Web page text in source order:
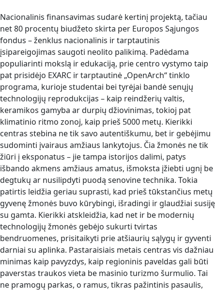
Nacionalinis finansavimas sudarė kertinį projektą, tačiau
net 80 procentų biudžeto skirta per Europos Sąjungos
fondus – ženklus nacionalinis ir tarptautinis
įsipareigojimas saugoti neolito palikimą. Padėdama
populiarinti mokslą ir edukaciją, prie centro vystymo taip
pat prisidėjo EXARC ir tarptautinė „OpenArch“ tinklo
programa, kurioje studentai bei tyrėjai bandė senųjų
technologijų reprodukcijas – kaip reindžerių valtis,
keramikos gamyba ar durpių džiovinimas, tokioj pat
klimatinio ritmo zonoj, kaip prieš 5000 metų. Kierikki
centras stebina ne tik savo autentiškumu, bet ir gebėjimu
sudominti įvairaus amžiaus lankytojus. Čia žmonės ne tik
žiūri į eksponatus – jie tampa istorijos dalimi, patys
išbando akmens amžiaus amatus, išmoksta įžiebti ugnį be
degtukų ar nusilipdyti puodą senovine technika. Tokia
patirtis leidžia geriau suprasti, kad prieš tūkstančius metų
gyvenę žmonės buvo kūrybingi, išradingi ir glaudžiai susiję
su gamta. Kierikki atskleidžia, kad net ir be modernių
technologijų žmonės gebėjo sukurti tvirtas
bendruomenes, prisitaikyti prie atšiaurių sąlygų ir gyventi
darniai su aplinka. Pastaraisiais metais centras vis dažniau
minimas kaip pavyzdys, kaip regioninis paveldas gali būti
paverstas traukos vieta be masinio turizmo šurmulio. Tai
ne pramogų parkas, o ramus, tikras pažintinis pasaulis,